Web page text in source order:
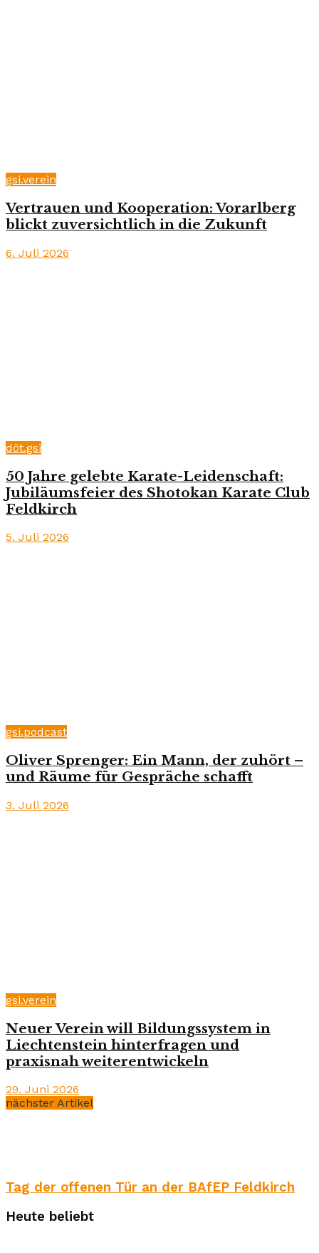
gsi.verein
Vertrauen und Kooperation: Vorarlberg
blickt zuversichtlich in die Zukunft
6. Juli 2026
döt.gsi
50 Jahre gelebte Karate-Leidenschaft:
Jubiläumsfeier des Shotokan Karate Club
Feldkirch
5. Juli 2026
gsi.podcast
Oliver Sprenger: Ein Mann, der zuhört –
und Räume für Gespräche schafft
3. Juli 2026
gsi.verein
Neuer Verein will Bildungssystem in
Liechtenstein hinterfragen und
praxisnah weiterentwickeln
29. Juni 2026
nächster Artikel
Tag der offenen Tür an der BAfEP Feldkirch
Heute beliebt